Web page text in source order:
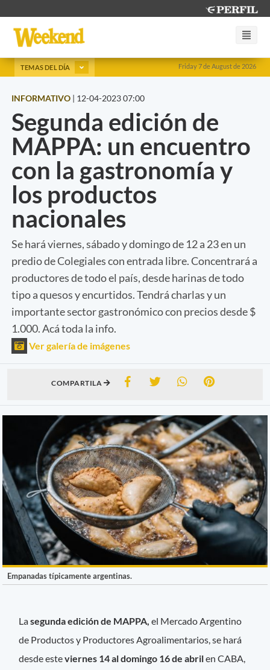
Friday 7 de August de 2026
TEMAS DEL DÍA
INFORMATIVO | 12-04-2023 07:00
Segunda edición de
MAPPA: un encuentro
con la gastronomía y
los productos
nacionales
Se hará viernes, sábado y domingo de 12 a 23 en un
predio de Colegiales con entrada libre. Concentrará a
productores de todo el país, desde harinas de todo
tipo a quesos y encurtidos. Tendrá charlas y un
importante sector gastronómico con precios desde $
1.000. Acá toda la info.
Ver galería de imágenes
COMPARTILA
Empanadas típicamente argentinas.
Lasegunda edición de MAPPA, el Mercado Argentino
de Productos y Productores Agroalimentarios, se hará
desde esteviernes 14 al domingo 16 de abrilen CABA,